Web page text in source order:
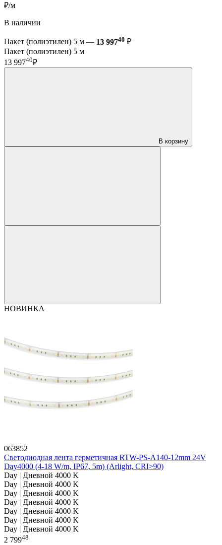
₽/м
В наличии
Пакет (полиэтилен) 5 м — 13 99740 ₽
Пакет (полиэтилен) 5 м
13 99740₽
В корзину
НОВИНКА
063852
Светодиодная лента герметичная RTW-PS-A140-12mm 24V
Day4000 (4-18 W/m, IP67, 5m) (Arlight, CRI>90)
Day | Дневной 4000 K
Day | Дневной 4000 K
Day | Дневной 4000 K
Day | Дневной 4000 K
Day | Дневной 4000 K
Day | Дневной 4000 K
Day | Дневной 4000 K
2 79948